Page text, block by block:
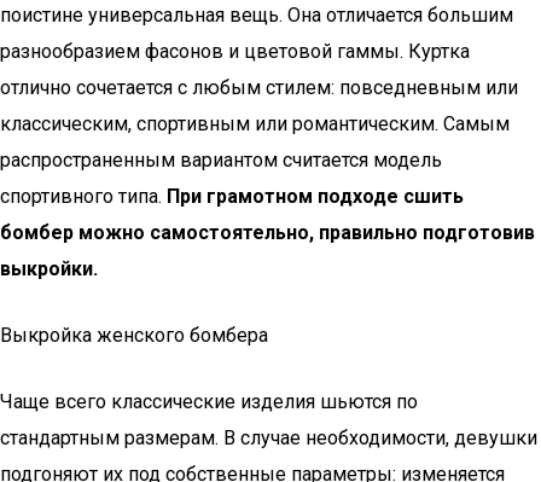
поистине универсальная вещь. Она отличается большим
разнообразием фасонов и цветовой гаммы. Куртка
отлично сочетается с любым стилем: повседневным или
классическим, спортивным или романтическим. Самым
распространенным вариантом считается модель
спортивного типа. При грамотном подходе сшить
бомбер можно самостоятельно, правильно подготовив
выкройки.
Выкройка женского бомбера
Чаще всего классические изделия шьются по
стандартным размерам. В случае необходимости, девушки
подгоняют их под собственные параметры: изменяется